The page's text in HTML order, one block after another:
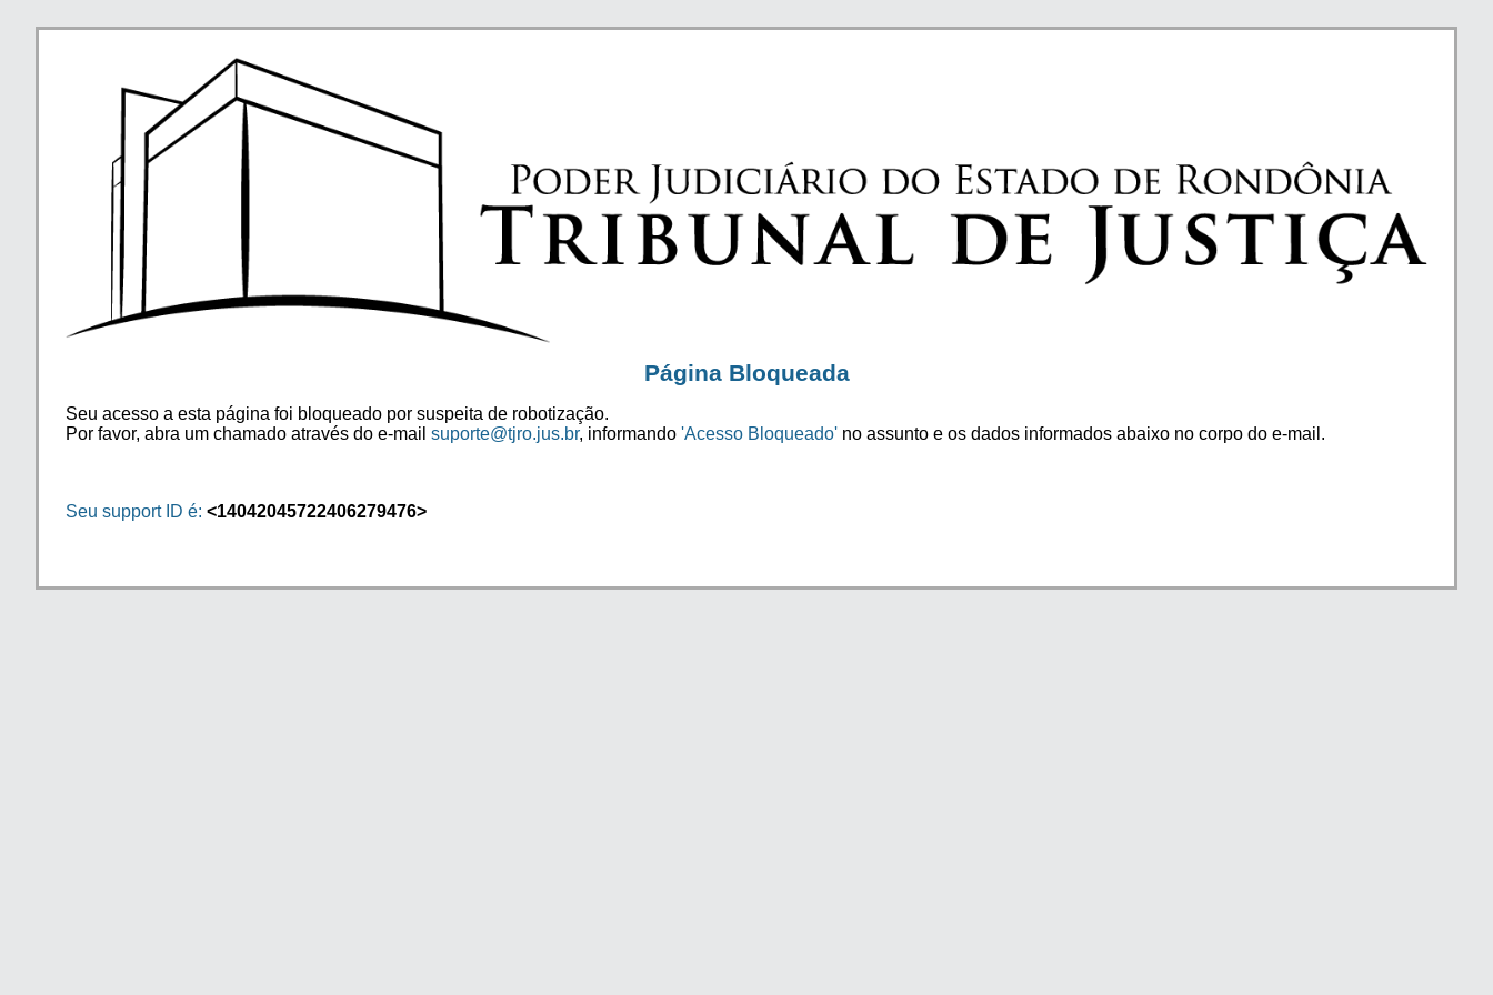
Página Bloqueada
Seu acesso a esta página foi bloqueado por suspeita de robotização.
Por favor, abra um chamado através do e-mail suporte@tjro.jus.br, informando 'Acesso Bloqueado' no assunto e os dados informados abaixo no corpo do e-mail.
Seu support ID é: <14042045722406279476>